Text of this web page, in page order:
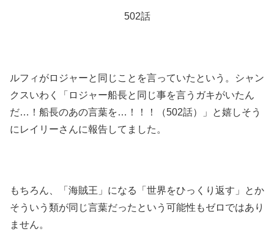
502話
ルフィがロジャーと同じことを言っていたという。シャン
クスいわく「ロジャー船長と同じ事を言うガキがいたん
だ…！船長のあの言葉を…！！！（502話）」と嬉しそう
にレイリーさんに報告してました。
もちろん、「海賊王」になる「世界をひっくり返す」とか
そういう類が同じ言葉だったという可能性もゼロではあり
ません。